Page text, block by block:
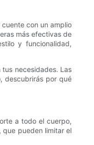
con un amplio
más efectivas de
y funcionalidad,
necesidades. Las
descubrirás por qué
a todo el cuerpo,
que pueden limitar el